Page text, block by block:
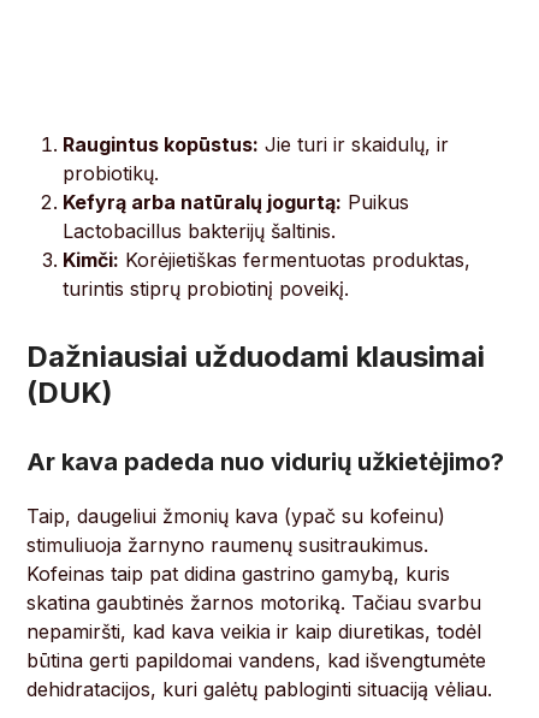
Raugintus kopūstus: Jie turi ir skaidulų, ir
probiotikų.
Kefyrą arba natūralų jogurtą: Puikus
Lactobacillus bakterijų šaltinis.
Kimči: Korėjietiškas fermentuotas produktas,
turintis stiprų probiotinį poveikį.
Dažniausiai užduodami klausimai
(DUK)
Ar kava padeda nuo vidurių užkietėjimo?
Taip, daugeliui žmonių kava (ypač su kofeinu)
stimuliuoja žarnyno raumenų susitraukimus.
Kofeinas taip pat didina gastrino gamybą, kuris
skatina gaubtinės žarnos motoriką. Tačiau svarbu
nepamiršti, kad kava veikia ir kaip diuretikas, todėl
būtina gerti papildomai vandens, kad išvengtumėte
dehidratacijos, kuri galėtų pabloginti situaciją vėliau.